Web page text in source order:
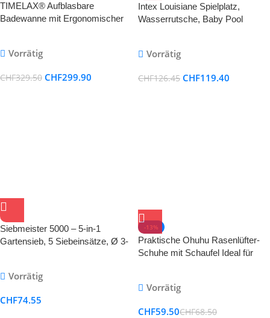
TIMELAX® Aufblasbare
Badewanne mit Ergonomischer
Vorrätig
CHF329.50 CHF299.90
Intex Louisiane Spielplatz,
Wasserrutsche, Baby Pool
Vorrätig
CHF126.45 CHF119.40
Siebmeister 5000 – 5-in-1
Gartensieb, 5 Siebeinsätze, Ø 3-
Vorrätig
CHF74.55
-13%
Praktische Ohuhu Rasenlüfter-
Schuhe mit Schaufel Ideal für
Vorrätig
CHF59.50CHF68.50